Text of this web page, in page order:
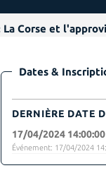
Corse et
Dates &
DERNIÈRE DATE
17/04/2024 14:00:00
Événement: 17/04/2024